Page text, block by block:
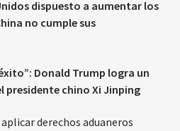
dispuesto a aumentar los
no cumple sus
Donald Trump logra un
presidente chino Xi Jinping
derechos aduaneros